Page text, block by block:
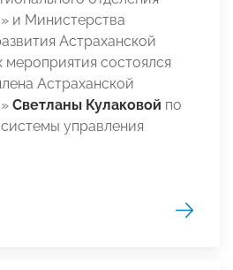
Министерства
Астраханской
мероприятия состоялся
Астраханской
Светланы Кулаковой по
управления